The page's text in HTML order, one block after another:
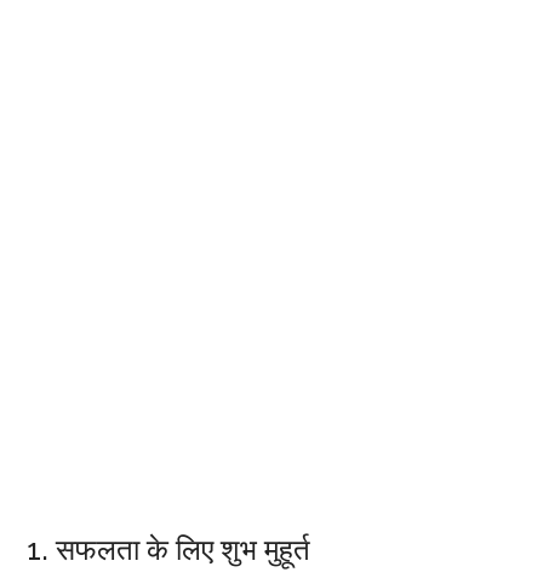
1. सफलता के लिए शुभ मुहूर्त